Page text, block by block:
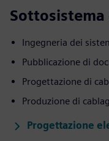
Ingegneria dei
Pubblicazione di
Progettazione di
Produzione di
Progettazione